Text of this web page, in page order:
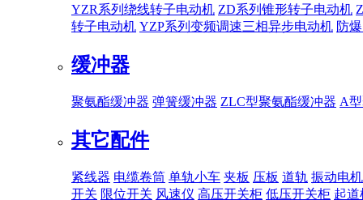
YZR系列绕线转子电动机 ZD系列锥形转子电动机
转子电动机 YZP系列变频调速三相异步电动机 防
缓冲器
聚氨酯缓冲器 弹簧缓冲器 ZLC型聚氨酯缓冲器 A
其它配件
紧线器 电缆卷筒 单轨小车 夹板 压板 道轨 振动电机
开关 限位开关 风速仪 高压开关柜 低压开关柜 起道